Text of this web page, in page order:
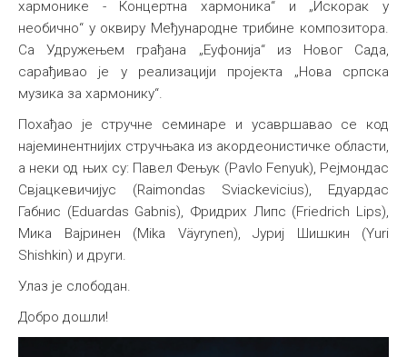
хармонике - Концертна хармоника“ и „Искорак у
необично“ у оквиру Међународне трибине композитора.
Са Удружењем грађана „Еуфонија“ из Новог Сада,
сарађивао је у реализацији пројекта „Нова српска
музика за хармонику“.
Похађао је стручне семинаре и усавршавао се код
најеминентнијих стручњака из акордеонистичке области,
а неки од њих су: Павел Фењук (Pavlo Fenyuk), Рејмондас
Свјацкевичијус (Raimondas Sviackevicius), Едуардас
Габнис (Eduardas Gabnis), Фридрих Липс (Friedrich Lips),
Мика Вајринен (Mika Väyrynen), Јуриј Шишкин (Yuri
Shishkin) и други.
Улаз је слободан.
Добро дошли!